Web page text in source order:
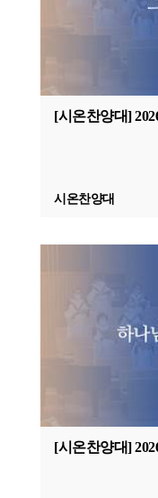
[시온찬양대]
시온찬양대
[시온찬양대]